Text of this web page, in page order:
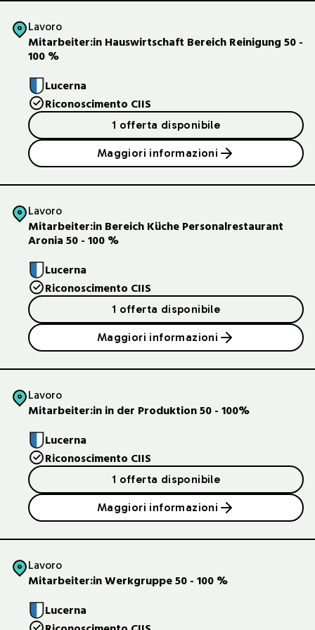
Lavoro
Mitarbeiter:in Hauswirtschaft Bereich Reinigung 50 -
100 %
Lucerna
Riconoscimento CIIS
1 offerta disponibile
Maggiori informazioni
Lavoro
Mitarbeiter:in Bereich Küche Personalrestaurant
Aronia 50 - 100 %
Lucerna
Riconoscimento CIIS
1 offerta disponibile
Maggiori informazioni
Lavoro
Mitarbeiter:in in der Produktion 50 - 100%
Lucerna
Riconoscimento CIIS
1 offerta disponibile
Maggiori informazioni
Lavoro
Mitarbeiter:in Werkgruppe 50 - 100 %
Lucerna